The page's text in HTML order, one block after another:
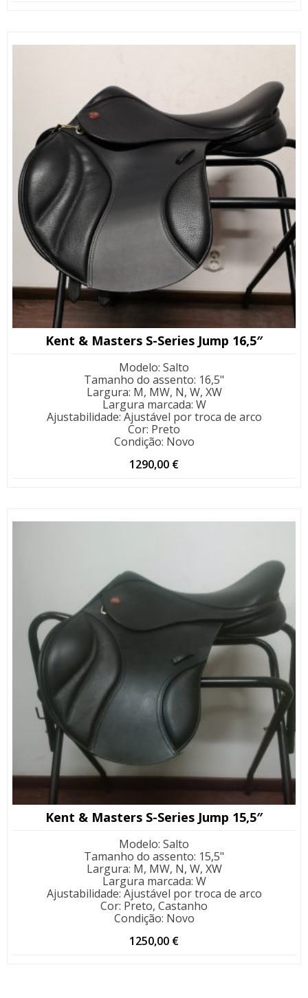
Kent & Masters S-Series Jump 16,5″
Modelo: Salto
Tamanho do assento: 16,5"
Largura: M, MW, N, W, XW
Largura marcada: W
Ajustabilidade: Ajustável por troca de arco
Cor: Preto
Condição: Novo
1290,00 €
Kent & Masters S-Series Jump 15,5″
Modelo: Salto
Tamanho do assento: 15,5"
Largura: M, MW, N, W, XW
Largura marcada: W
Ajustabilidade: Ajustável por troca de arco
Cor: Preto, Castanho
Condição: Novo
1250,00 €